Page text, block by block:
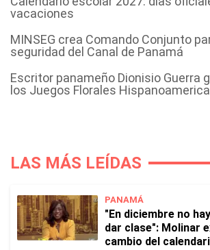
vacaciones
MINSEG crea Comando Conjunto
seguridad del Canal de Panamá
Escritor panameño Dionisio Guerra
los Juegos Florales
LAS MÁS LEÍDAS
PANAMÁ
"En diciembre no
dar clase": Molinar
cambio del